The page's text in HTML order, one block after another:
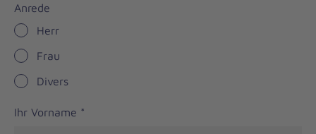
Anrede
Herr
Frau
Divers
Ihr Vorname *